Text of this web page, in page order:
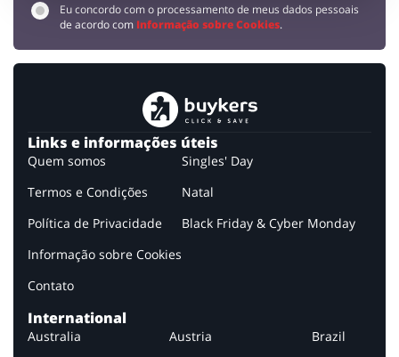
Eu concordo com o processamento de meus dados pessoais
de acordo com Informação sobre Cookies.
Links e informações úteis
Quem somos
Termos e Condições
Política de Privacidade
Informação sobre Cookies
Contato
Singles' Day
Natal
Black Friday & Cyber Monday
International
Australia Austria
Brazil